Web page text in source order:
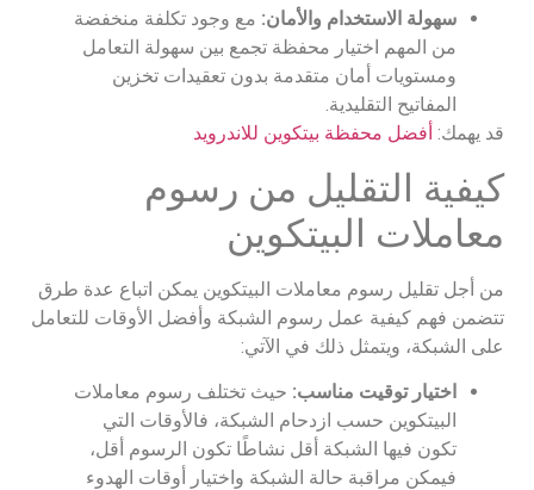
سهولة الاستخدام والأمان: مع وجود تكلفة منخفضة
من المهم اختيار محفظة تجمع بين سهولة التعامل
ومستويات أمان متقدمة بدون تعقيدات تخزين
المفاتيح التقليدية.
قد يهمك: أفضل محفظة بيتكوين للاندرويد
كيفية التقليل من رسوم
معاملات البيتكوين
من أجل تقليل رسوم معاملات البيتكوين يمكن اتباع عدة طرق
تتضمن فهم كيفية عمل رسوم الشبكة وأفضل الأوقات للتعامل
على الشبكة، ويتمثل ذلك في الآتي:
اختيار توقيت مناسب: حيث تختلف رسوم معاملات
البيتكوين حسب ازدحام الشبكة، فالأوقات التي
تكون فيها الشبكة أقل نشاطًا تكون الرسوم أقل،
فيمكن مراقبة حالة الشبكة واختيار أوقات الهدوء